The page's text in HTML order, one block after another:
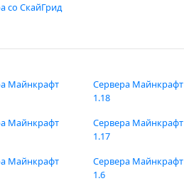
со СкайГрид
Майнкрафт
Майнкрафт
Сервера Майнкрафт
1.18
Сервера Майнкрафт
1.17
Майнкрафт
Сервера Майнкрафт
1.6